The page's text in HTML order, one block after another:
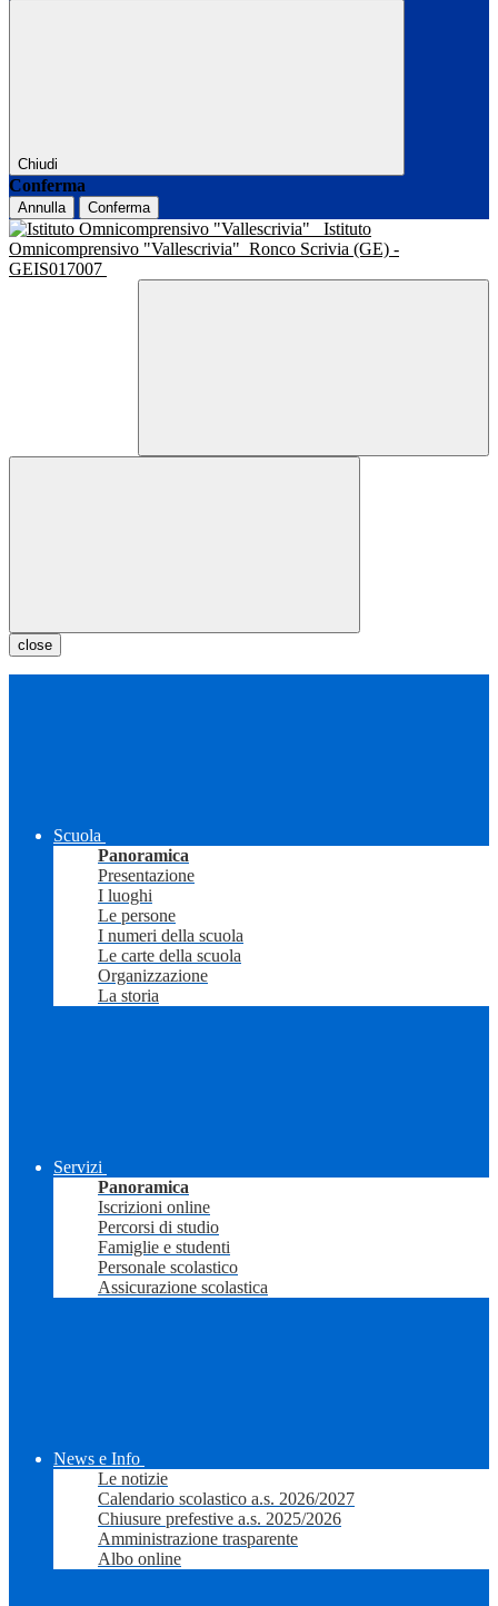
Chiudi
Conferma
Annulla Conferma
Istituto
Omnicomprensivo "Vallescrivia" Ronco Scrivia (GE) -
GEIS017007
close
Scuola
Panoramica
Presentazione
I luoghi
Le persone
I numeri della scuola
Le carte della scuola
Organizzazione
La storia
Servizi
Panoramica
Iscrizioni online
Percorsi di studio
Famiglie e studenti
Personale scolastico
Assicurazione scolastica
News e Info
Le notizie
Calendario scolastico a.s. 2026/2027
Chiusure prefestive a.s. 2025/2026
Amministrazione trasparente
Albo online